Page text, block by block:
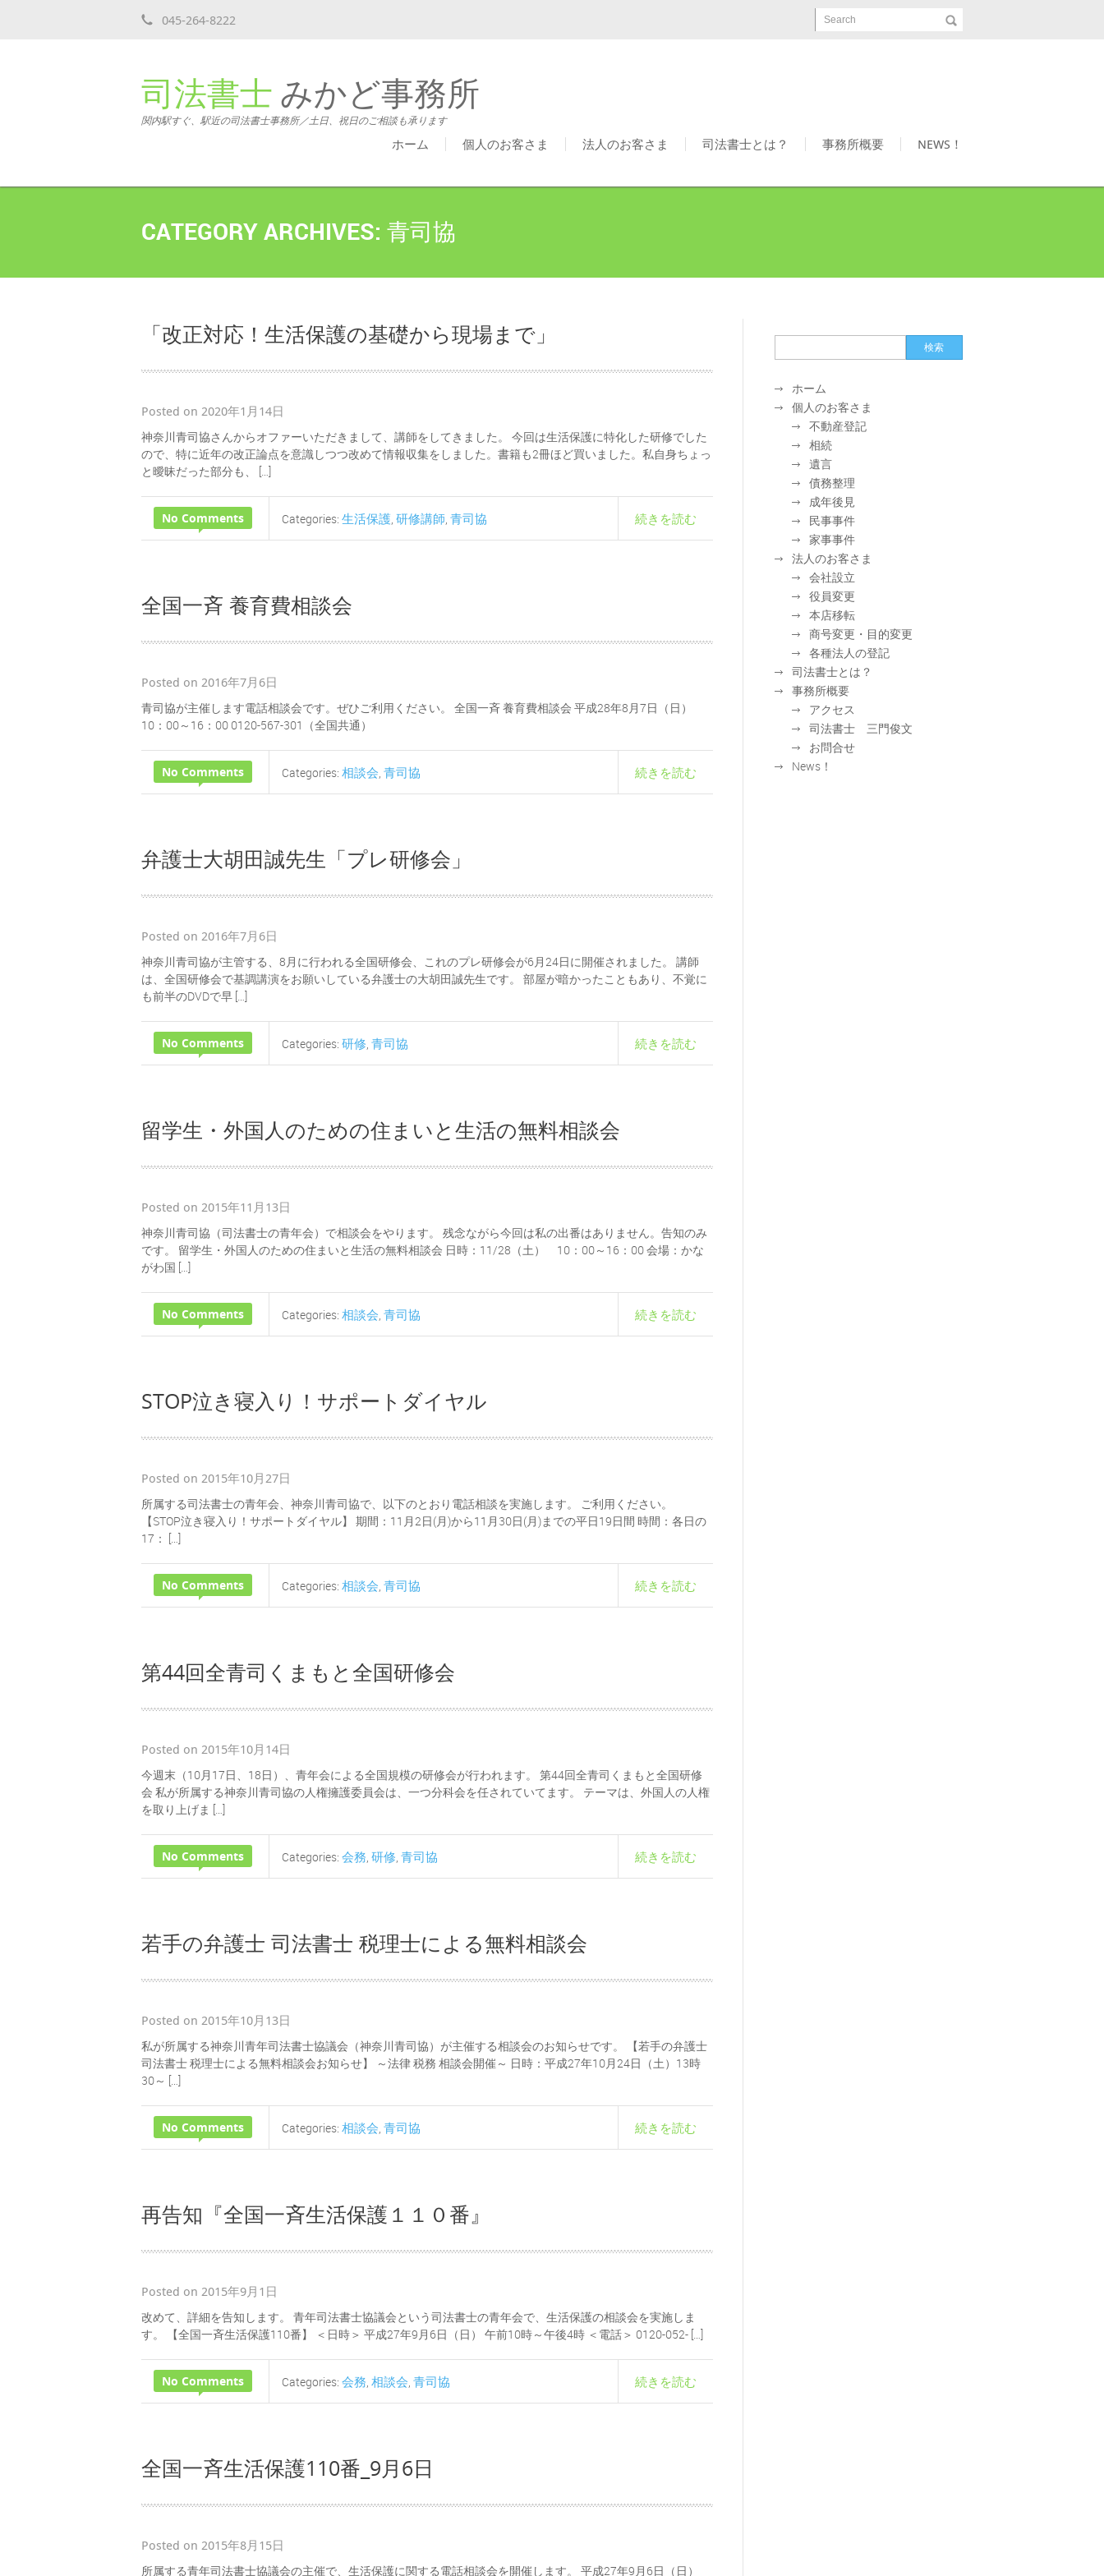
045-264-8222 Search
司法書士 みかど事務所
関内駅すぐ、駅近の司法書士事務所／土日、祝日のご相談も承ります
ホーム 個人のお客さま 法人のお客さま 司法書士とは？ 事務所概要 NEWS！
CATEGORY ARCHIVES: 青司協
「改正対応！生活保護の基礎から現場まで」
Posted on 2020年1月14日
神奈川青司協さんからオファーいただきまして、講師をしてきました。 今回は生活保護に特化した研修でした
ので、特に近年の改正論点を意識しつつ改めて情報収集をしました。書籍も2冊ほど買いました。私自身ちょっ
と曖昧だった部分も、 […]
No Comments 続きを読む
Categories: 生活保護, 研修講師, 青司協
全国一斉 養育費相談会
Posted on 2016年7月6日
青司協が主催します電話相談会です。ぜひご利用ください。 全国一斉 養育費相談会 平成28年8月7日（日）
10：00～16：00 0120-567-301（全国共通）
No Comments 続きを読む
Categories: 相談会, 青司協
弁護士大胡田誠先生「プレ研修会」
Posted on 2016年7月6日
神奈川青司協が主管する、8月に行われる全国研修会、これのプレ研修会が6月24日に開催されました。 講師
は、全国研修会で基調講演をお願いしている弁護士の大胡田誠先生です。 部屋が暗かったこともあり、不覚に
も前半のDVDで早 […]
No Comments 続きを読む
Categories: 研修, 青司協
留学生・外国人のための住まいと生活の無料相談会
Posted on 2015年11月13日
神奈川青司協（司法書士の青年会）で相談会をやります。 残念ながら今回は私の出番はありません。告知のみ
です。 留学生・外国人のための住まいと生活の無料相談会 日時：11/28（土） 10：00～16：00 会場：かな
がわ国 […]
No Comments 続きを読む
Categories: 相談会, 青司協
STOP泣き寝入り！サポートダイヤル
Posted on 2015年10月27日
所属する司法書士の青年会、神奈川青司協で、以下のとおり電話相談を実施します。 ご利用ください。
【STOP泣き寝入り！サポートダイヤル】 期間：11月2日(月)から11月30日(月)までの平日19日間 時間：各日の
17： […]
No Comments 続きを読む
Categories: 相談会, 青司協
第44回全青司くまもと全国研修会
Posted on 2015年10月14日
今週末（10月17日、18日）、青年会による全国規模の研修会が行われます。 第44回全青司くまもと全国研修
会 私が所属する神奈川青司協の人権擁護委員会は、一つ分科会を任されていてます。 テーマは、外国人の人権
を取り上げま […]
No Comments 続きを読む
Categories: 会務, 研修, 青司協
若手の弁護士 司法書士 税理士による無料相談会
Posted on 2015年10月13日
私が所属する神奈川青年司法書士協議会（神奈川青司協）が主催する相談会のお知らせです。 【若手の弁護士
司法書士 税理士による無料相談会お知らせ】 ～法律 税務 相談会開催～ 日時：平成27年10月24日（土）13時
30～ […]
No Comments 続きを読む
Categories: 相談会, 青司協
再告知『全国一斉生活保護１１０番』
Posted on 2015年9月1日
改めて、詳細を告知します。 青年司法書士協議会という司法書士の青年会で、生活保護の相談会を実施しま
す。 【全国一斉生活保護110番】 ＜日時＞ 平成27年9月6日（日） 午前10時～午後4時 ＜電話＞ 0120-052- […]
No Comments 続きを読む
Categories: 会務, 相談会, 青司協
全国一斉生活保護110番_9月6日
Posted on 2015年8月15日
所属する青年司法書士協議会の主催で、生活保護に関する電話相談会を開催します。 平成27年9月6日（日）
ホーム
個人のお客さま
不動産登記
相続
遺言
債務整理
成年後見
民事事件
家事事件
法人のお客さま
会社設立
役員変更
本店移転
商号変更・目的変更
各種法人の登記
司法書士とは？
事務所概要
アクセス
司法書士 三門俊文
お問合せ
News！